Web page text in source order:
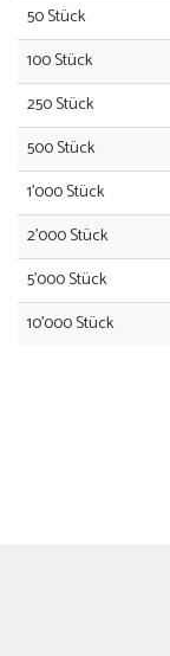
50 Stück
100 Stück
250 Stück
500 Stück
1'000 Stück
2'000 Stück
5'000 Stück
10'000 Stück